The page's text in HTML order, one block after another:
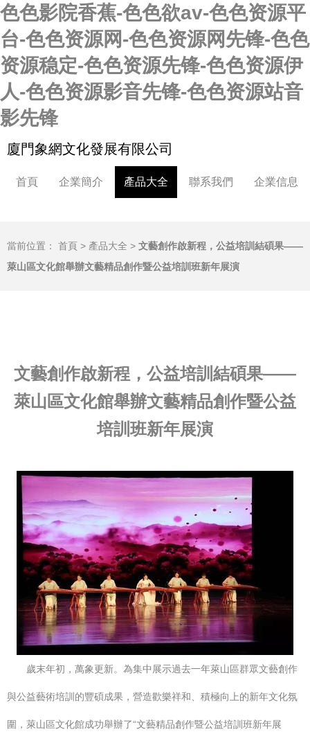
色色影院香蕉-色色欲av-色色资源平
台-色色资源网-色色资源网先锋-色色
资源稳定-色色资源先锋-色色资源伊
人-色色资源影音先锋-色色资源站音
影先锋
廈門象網文化發展有限公司
首頁 企業簡介 產品大全 聯系我們 企業信息
當前位置： 首頁 > 產品大全 > 文藝創作啟新程，公益培訓結碩果——
萊山區文化館舉辦文藝精品創作暨公益培訓班新年展演
文藝創作啟新程，公益培訓結碩果——
萊山區文化館舉辦文藝精品創作暨公益
培訓班新年展演
歲末年初，萬象更新。為集中展示過去一年萊山區群眾文藝創作
與公益藝術培訓的豐碩成果，營造歡樂祥和、積極向上的新年文化氛
圍，萊山區文化館成功舉辦了“文藝精品創作暨公益培訓班新年展